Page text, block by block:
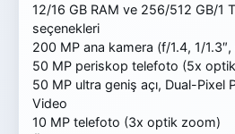
12/16 GB RAM ve 256/512 GB/1
seçenekleri
200 MP ana kamera (f/1.4, 1/
50 MP periskop telefoto (5x
50 MP ultra geniş açı, Dual-Pixel
Video
10 MP telefoto (3x optik zoom)